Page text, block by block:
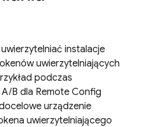
instalacje
uwierzytelniających
podczas
B dla Remote Config
urządzenie
uwierzytelniającego